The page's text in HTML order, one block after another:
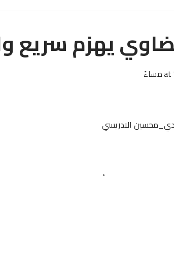
يهزم سريع
الادريسي
وادي زم بالهزيمة أمام ضيفه الرجاء البيضاوي